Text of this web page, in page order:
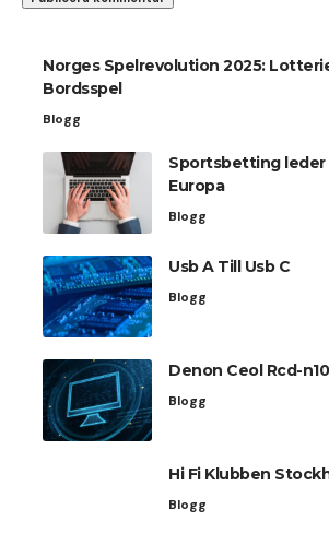
Norges Spelrevolution 2025:
Bordsspel
Blogg
Sportsbetting leder
Europa
Blogg
Usb A Till Usb C
Blogg
Denon Ceol Rcd-n10
Blogg
Hi Fi Klubben
Blogg